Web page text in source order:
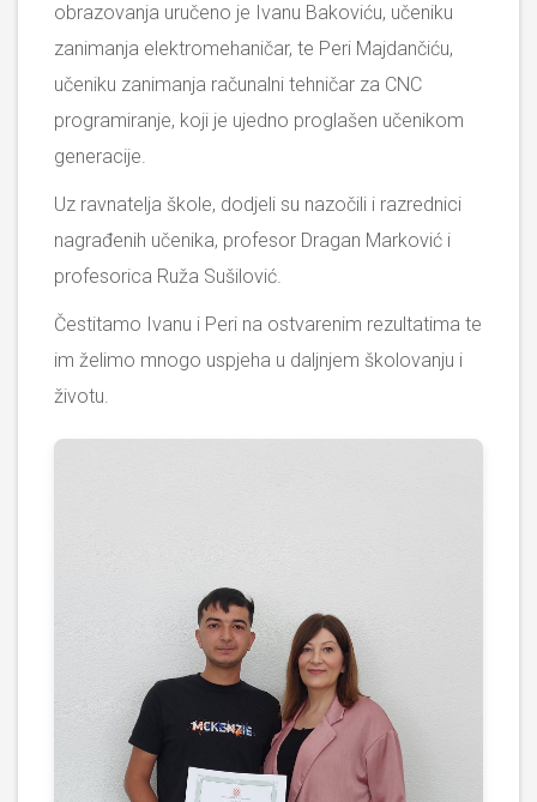
obrazovanja uručeno je Ivanu Bakoviću, učeniku
zanimanja elektromehaničar, te Peri Majdančiću,
učeniku zanimanja računalni tehničar za CNC
programiranje, koji je ujedno proglašen učenikom
generacije.
Uz ravnatelja škole, dodjeli su nazočili i razrednici
nagrađenih učenika, profesor Dragan Marković i
profesorica Ruža Sušilović.
Čestitamo Ivanu i Peri na ostvarenim rezultatima te
im želimo mnogo uspjeha u daljnjem školovanju i
životu.